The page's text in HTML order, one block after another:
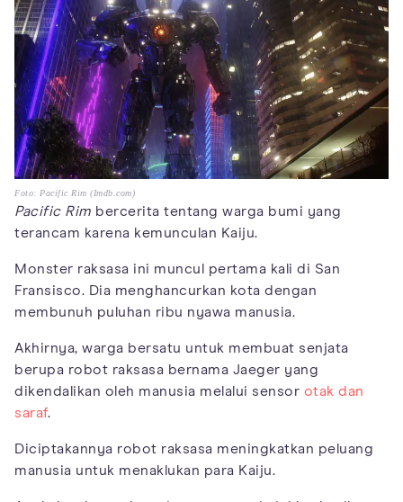
Foto: Pacific Rim (Imdb.com)
Pacific Rim bercerita tentang warga bumi yang
terancam karena kemunculan Kaiju.
Monster raksasa ini muncul pertama kali di San
Fransisco. Dia menghancurkan kota dengan
membunuh puluhan ribu nyawa manusia.
Akhirnya, warga bersatu untuk membuat senjata
berupa robot raksasa bernama Jaeger yang
dikendalikan oleh manusia melalui sensor otak dan
saraf.
Diciptakannya robot raksasa meningkatkan peluang
manusia untuk menaklukan para Kaiju.